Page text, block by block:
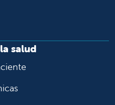
salud